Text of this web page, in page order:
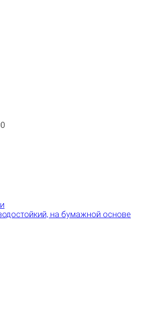
на бумажной основе